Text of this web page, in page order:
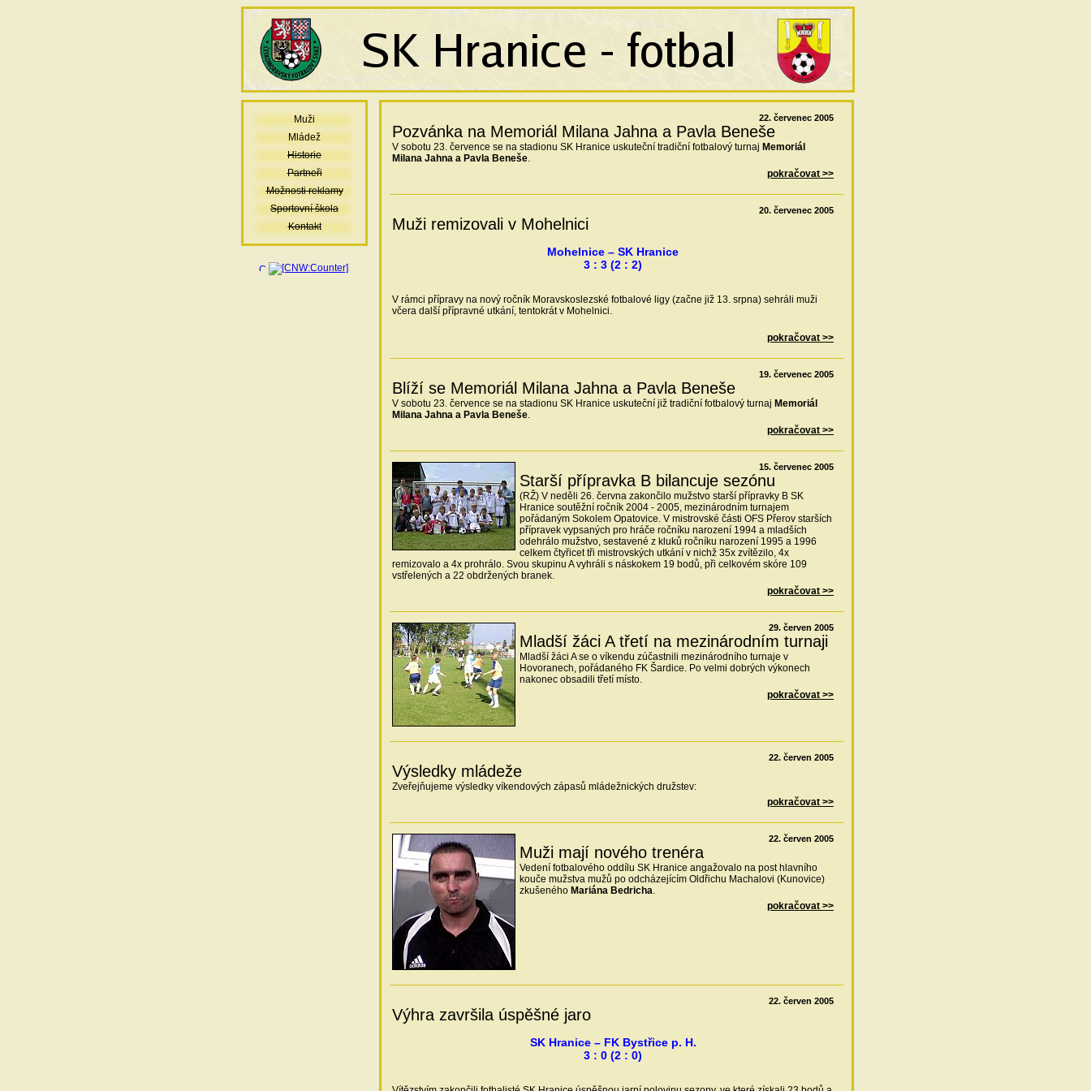
Muži
Mládež
Historie
Partneři
Možnosti reklamy
Sportovní škola
Kontakt
22. červenec 2005
Pozvánka na Memoriál Milana Jahna a Pavla Beneše
V sobotu 23. července se na stadionu SK Hranice uskuteční tradiční fotbalový turnaj Memoriál
Milana Jahna a Pavla Beneše.
pokračovat >>
20. červenec 2005
Muži remizovali v Mohelnici
Mohelnice – SK Hranice
3 : 3 (2 : 2)
V rámci přípravy na nový ročník Moravskoslezské fotbalové ligy (začne již 13. srpna) sehráli muži
včera další přípravné utkání, tentokrát v Mohelnici.
pokračovat >>
19. červenec 2005
Blíží se Memoriál Milana Jahna a Pavla Beneše
V sobotu 23. července se na stadionu SK Hranice uskuteční již tradiční fotbalový turnaj Memoriál
Milana Jahna a Pavla Beneše.
pokračovat >>
15. červenec 2005
Starší přípravka B bilancuje sezónu
(RŽ) V neděli 26. června zakončilo mužstvo starší přípravky B SK
Hranice soutěžní ročník 2004 - 2005, mezinárodním turnajem
pořádaným Sokolem Opatovice. V mistrovské části OFS Přerov starších
přípravek vypsaných pro hráče ročníku narození 1994 a mladších
odehrálo mužstvo, sestavené z kluků ročníku narození 1995 a 1996
celkem čtyřicet tři mistrovských utkání v nichž 35x zvítězilo, 4x
remizovalo a 4x prohrálo. Svou skupinu A vyhráli s náskokem 19 bodů, při celkovém skóre 109
vstřelených a 22 obdržených branek.
pokračovat >>
29. červen 2005
Mladší žáci A třetí na mezinárodním turnaji
Mladší žáci A se o víkendu zúčastnili mezinárodního turnaje v
Hovoranech, pořádaného FK Šardice. Po velmi dobrých výkonech
nakonec obsadili třetí místo.
pokračovat >>
22. červen 2005
Výsledky mládeže
Zveřejňujeme výsledky víkendových zápasů mládežnických družstev:
pokračovat >>
22. červen 2005
Muži mají nového trenéra
Vedení fotbalového oddílu SK Hranice angažovalo na post hlavního
kouče mužstva mužů po odcházejícím Oldřichu Machalovi (Kunovice)
zkušeného Mariána Bedricha.
pokračovat >>
22. červen 2005
Výhra završila úspěšné jaro
SK Hranice – FK Bystřice p. H.
3 : 0 (2 : 0)